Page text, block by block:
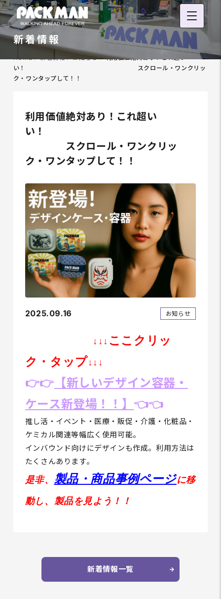
新着情報
HOME>新着情報>お知らせ>利用価値絶対あり！これ超い
い！ スクロール・ワンクリッ
ク・ワンタップして！！
利用価値絶対あり！これ超い
い！
スクロール・ワンクリッ
ク・ワンタップして！！
2025.09.16 お知らせ
↓↓↓ ここクリッ
ク・タップ↓↓↓
👉👉 【新しいデザイン容器・
ケース新登場！！】 👈👈
推し活・イベント・医療・販促・介護・化粧品・
ケミカル関連等幅広く使用可能。
インバウンド向けにデザインも作成。利用方法は
たくさんあります。
是非、 製品・商品事例ページに移
動し、製品を見よう！！
新着情報一覧